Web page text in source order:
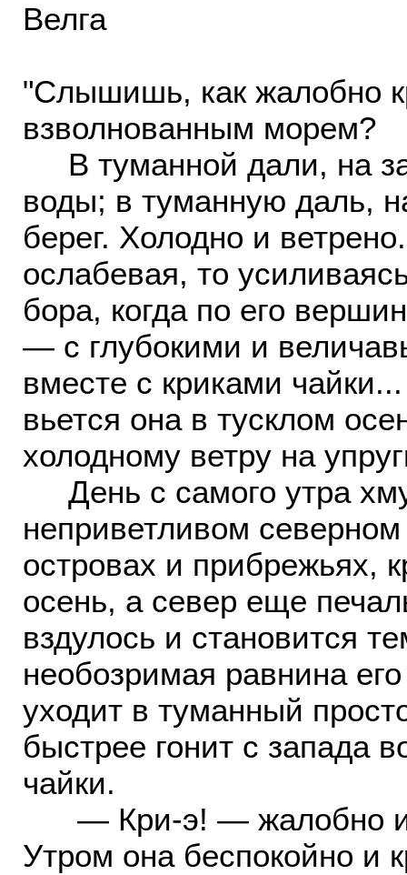
Велга
"Слышишь, как жалобно
взволнованным морем?
В туманной дали, на
воды; в туманную даль,
берег. Холодно и
ослабевая, то
бора, когда по его
— с глубокими и
вместе с криками
вьется она в тусклом
холодному ветру на
День с самого утра
неприветливом
островах и прибрежьях,
осень, а север еще
вздулось и становится
необозримая равнина
уходит в туманный
быстрее гонит с запада
чайки.
— Кри-э! — жалобно и
Утром она беспокойно и